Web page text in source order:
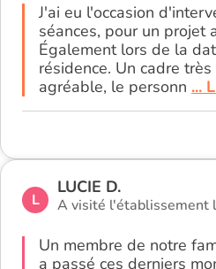
J'ai eu l'occasion
séances, pour un projet
Également lors de la
résidence. Un cadre
agréable, le personn ...
L
LUCIE D.
A visité l'établissement
Un membre de notre
a passé ces derniers